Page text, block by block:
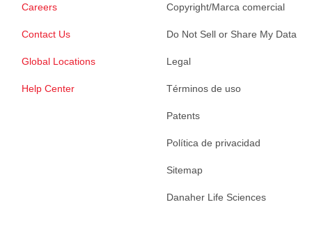
Careers
Contact Us
Global Locations
Help Center
Copyright/Marca comercial
Do Not Sell or Share My Data
Legal
Términos de uso
Patents
Política de privacidad
Sitemap
Danaher Life Sciences